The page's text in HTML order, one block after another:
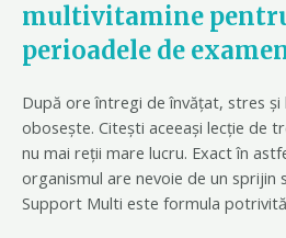
multivitamine
perioadele de
După ore întregi de învățat, stres și
obosește. Citești aceeași lecție de
nu mai reții mare lucru. Exact în
organismul are nevoie de un
Support Multi este formula